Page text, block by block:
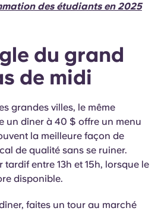
des étudiants en 2025
du grand
de midi
grandes villes, le même
un dîner à 40 $ offre un menu
la meilleure façon de
de qualité sans se ruiner.
entre 13h et 15h, lorsque le
disponible.
faites un tour au marché